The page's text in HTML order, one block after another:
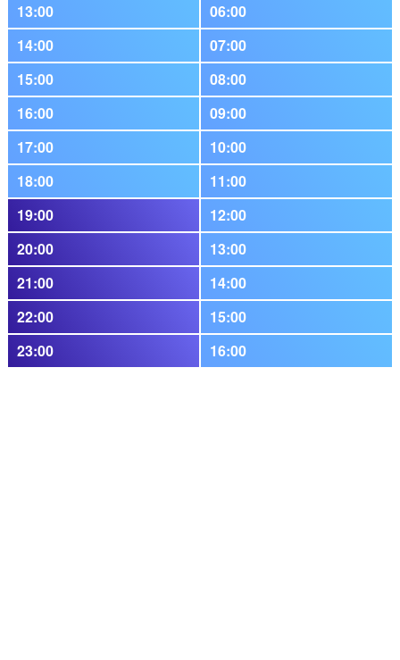
13:00
06:00
14:00
07:00
15:00
08:00
16:00
09:00
17:00
10:00
18:00
11:00
19:00
12:00
20:00
13:00
21:00
14:00
22:00
15:00
23:00
16:00